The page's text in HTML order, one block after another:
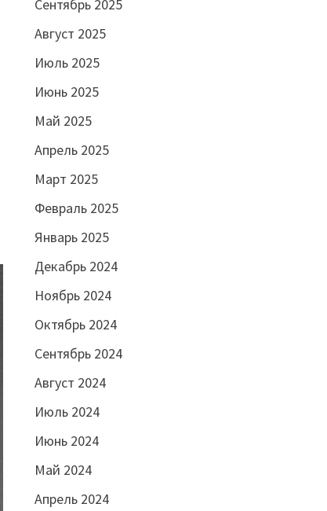
Сентябрь 2025
Август 2025
Июль 2025
Июнь 2025
Май 2025
Апрель 2025
Март 2025
Февраль 2025
Январь 2025
Декабрь 2024
Ноябрь 2024
Октябрь 2024
Сентябрь 2024
Август 2024
Июль 2024
Июнь 2024
Май 2024
Апрель 2024